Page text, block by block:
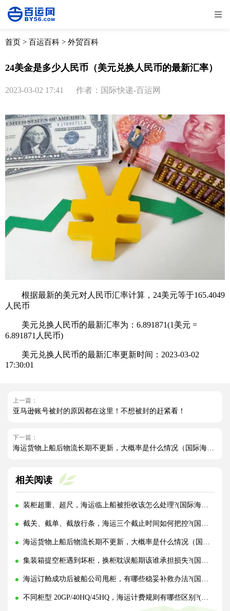
全部 物流资讯
取消 确定
首页 > 百运百科 > 外贸百科
24美金是多少人民币（美元兑换人民币的最新汇率）
2023-03-02 17:41 作者：国际快递-百运网
根据最新的美元对人民币汇率计算，24美元等于165.4049
人民币
美元兑换人民币的最新汇率为：6.891871(1美元 =
6.891871人民币)
美元兑换人民币的最新汇率更新时间：2023-03-02
17:30:01
上一篇：
亚马逊账号被封的原因都在这里！不想被封的赶紧看！
下一篇：
相关阅读
装柜超重、超尺，海运临上船被拒收该怎么处理?(国际海运干货知识分享)
截关、截单、截放行条，海运三个截止时间如何把控?(国际海运干货知识分享)
海运货物上船后物流长期不更新，大概率是什么情况（国际海运干货知识分享）
集装箱提空柜遇到坏柜，换柜耽误船期该谁承担损失?(国际海运干货知识分享)
海运订舱成功后被船公司甩柜，有哪些稳妥补救办法?(国际海运干货知识分享)
不同柜型 20GP/40HQ/45HQ，海运计费规则有哪些区别?(国际海运干货知识分享)